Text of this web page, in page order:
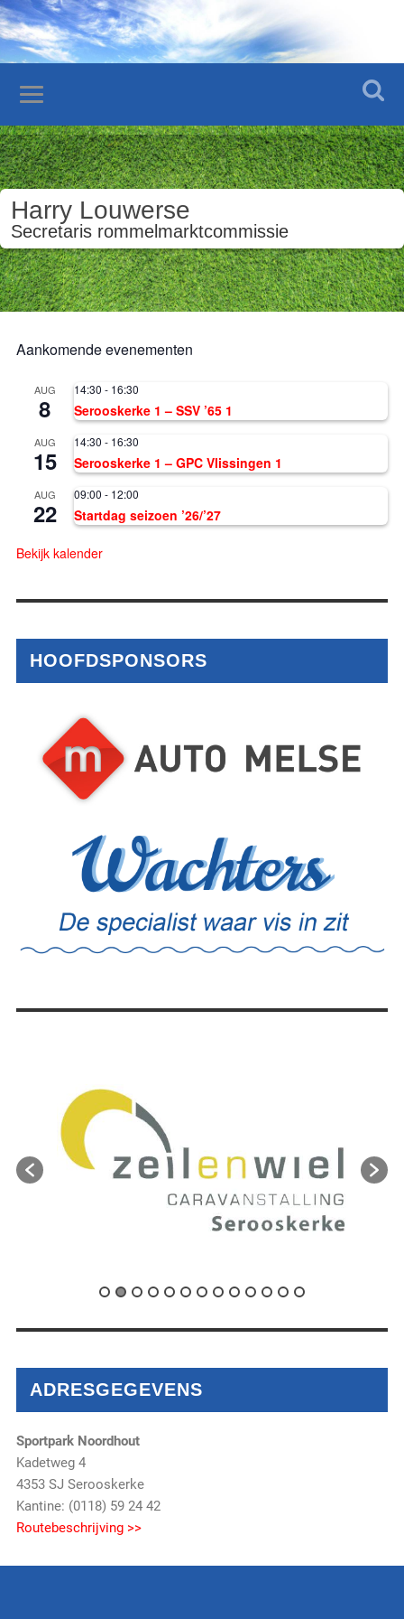
Harry Louwerse
Secretaris rommelmarktcommissie
Aankomende evenementen
AUG
8
14:30 - 16:30
Serooskerke 1 – SSV ’65 1
AUG
15
14:30 - 16:30
Serooskerke 1 – GPC Vlissingen 1
AUG
22
09:00 - 12:00
Startdag seizoen ’26/’27
Bekijk kalender
HOOFDSPONSORS
ADRESGEGEVENS
Sportpark Noordhout
Kadetweg 4
4353 SJ Serooskerke
Kantine: (0118) 59 24 42
Routebeschrijving >>